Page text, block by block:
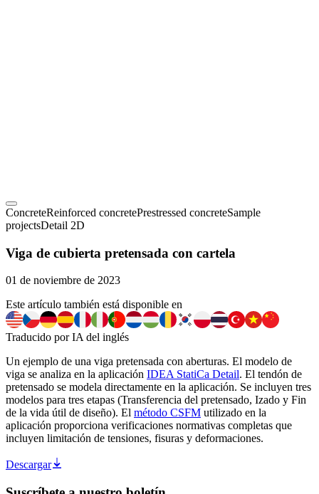
ConcreteReinforced concretePrestressed concreteSample
projectsDetail 2D
Viga de cubierta pretensada con cartela
01 de noviembre de 2023
Este artículo también está disponible en
Traducido por IA del inglés
Un ejemplo de una viga pretensada con aberturas. El modelo de
viga se analiza en la aplicación IDEA StatiCa Detail. El tendón de
pretensado se modela directamente en la aplicación. Se incluyen tres
modelos para tres etapas (Transferencia del pretensado, Izado y Fin
de la vida útil de diseño). El método CSFM utilizado en la
aplicación proporciona verificaciones normativas completas que
incluyen limitación de tensiones, fisuras y deformaciones.
Descargar